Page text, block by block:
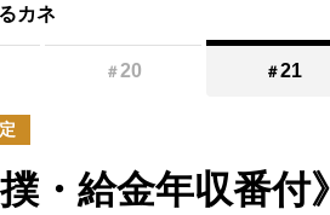
カネ
＃20 ＃21
撲・給金年収番